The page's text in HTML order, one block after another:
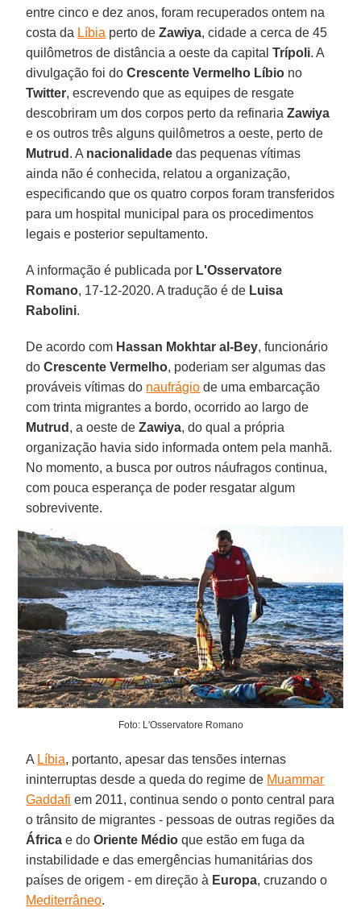
entre cinco e dez anos, foram recuperados ontem na
costa da Líbia perto deZawiya, cidade a cerca de 45
quilômetros de distância a oeste da capitalTrípoli. A
divulgação foi doCrescente Vermelho Líbio no
Twitter, escrevendo que as equipes de resgate
descobriram um dos corpos perto da refinariaZawiya
e os outros três alguns quilômetros a oeste, perto de
Mutrud . A nacionalidade das pequenas vítimas
ainda não é conhecida, relatou a organização,
especificando que os quatro corpos foram transferidos
para um hospital municipal para os procedimentos
legais e posterior sepultamento.
A informação é publicada por L'Osservatore
Romano, 17-12-2020. A tradução é de Luisa
Rabolini.
De acordo com Hassan Mokhtar al-Bey, funcionário
doCrescente Vermelho, poderiam ser algumas das
prováveis vítimas do naufrágio de uma embarcação
com trinta migrantes a bordo, ocorrido ao largo de
Mutrud , a oeste deZawiya, do qual a própria
organização havia sido informada ontem pela manhã.
No momento, a busca por outros náufragos continua,
com pouca esperança de poder resgatar algum
sobrevivente.
Foto: L'Osservatore Romano
A Líbia, portanto, apesar das tensões internas
ininterruptas desde a queda do regime de Muammar
Gaddafi em 2011, continua sendo o ponto central para
o trânsito de migrantes - pessoas de outras regiões da
África e doOriente Médio que estão em fuga da
instabilidade e das emergências humanitárias dos
países de origem - em direção à Europa, cruzando o
Mediterrâneo.